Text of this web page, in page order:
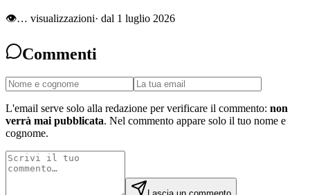
👁… visualizzazioni· dal 1 luglio 2026
Commenti
L'email serve solo alla redazione per verificare il commento: non
verrà mai pubblicata. Nel commento appare solo il tuo nome e
cognome.